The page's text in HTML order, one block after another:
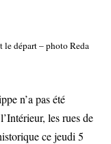
le départ – photo Reda
n’a pas été
les rues de
ce jeudi 5